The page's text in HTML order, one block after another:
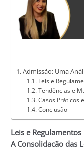
Admissão: Uma
Leis e
Tendências e
Casos Práticos
Conclusão
Leis e
A Consolidação das